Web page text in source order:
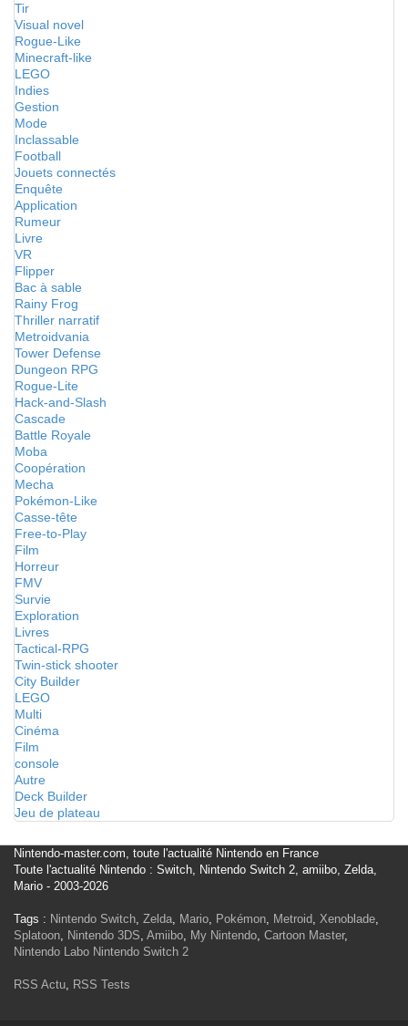
Tir
Visual novel
Rogue-Like
Minecraft-like
LEGO
Indies
Gestion
Mode
Inclassable
Football
Jouets connectés
Enquête
Application
Rumeur
Livre
VR
Flipper
Bac à sable
Rainy Frog
Thriller narratif
Metroidvania
Tower Defense
Dungeon RPG
Rogue-Lite
Hack-and-Slash
Cascade
Battle Royale
Moba
Coopération
Mecha
Pokémon-Like
Casse-tête
Free-to-Play
Film
Horreur
FMV
Survie
Exploration
Livres
Tactical-RPG
Twin-stick shooter
City Builder
LEGO
Multi
Cinéma
Film
console
Autre
Deck Builder
Jeu de plateau
Nintendo-master.com, toute l'actualité Nintendo en France
Toute l'actualité Nintendo : Switch, Nintendo Switch 2, amiibo, Zelda,
Mario - 2003-2026
Tags : Nintendo Switch, Zelda, Mario, Pokémon, Metroid, Xenoblade,
Splatoon, Nintendo 3DS, Amiibo, My Nintendo, Cartoon Master,
Nintendo Labo Nintendo Switch 2
RSS Actu, RSS Tests